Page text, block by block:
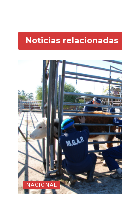
Noticias relacionadas
NACIONAL